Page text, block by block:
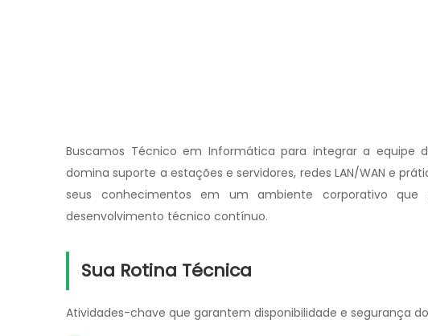
Buscamos Técnico em Informática para integrar a equipe
domina suporte a estações e servidores, redes LAN/WAN e
seus conhecimentos em um ambiente corporativo que
desenvolvimento técnico contínuo.
Sua Rotina Técnica
Atividades-chave que garantem disponibilidade e segurança